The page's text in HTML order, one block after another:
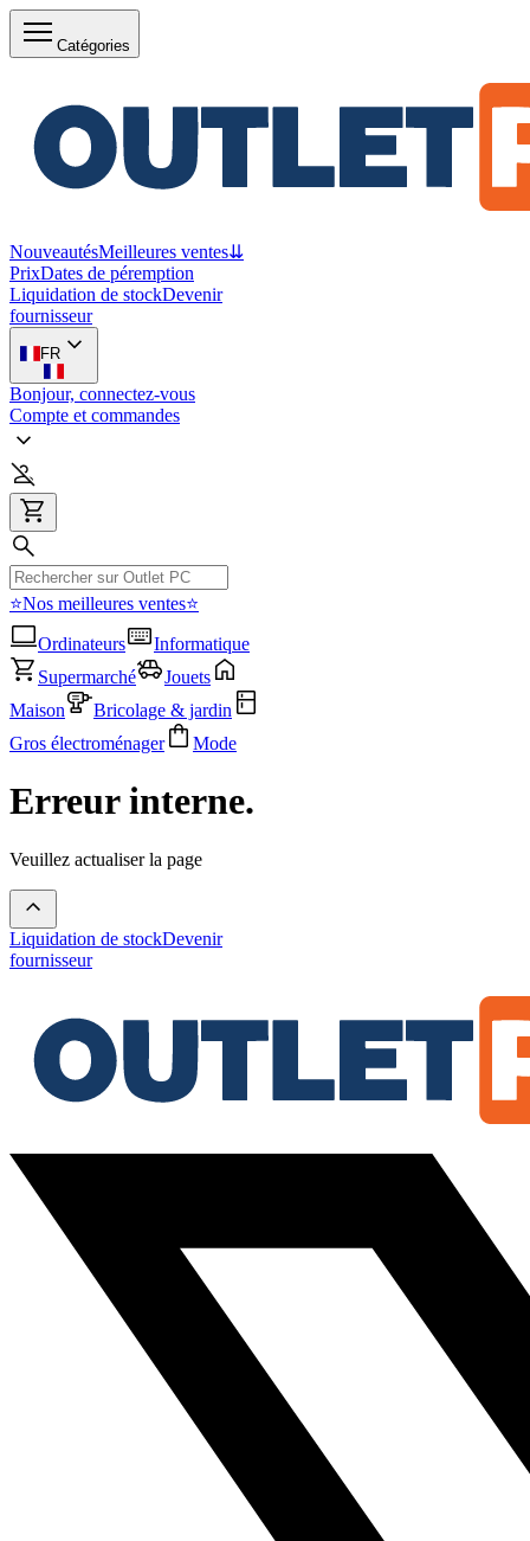
Catégories
NouveautésMeilleures ventes⇊
PrixDates de péremption
Liquidation de stockDevenir
fournisseur
FR
Bonjour, connectez-vous
Compte et commandes
⭐Nos meilleures ventes⭐
Ordinateurs
Informatique
Supermarché
Jouets
Maison
Bricolage & jardin
Gros électroménager
Mode
Erreur interne.
Veuillez actualiser la page
Liquidation de stockDevenir
fournisseur